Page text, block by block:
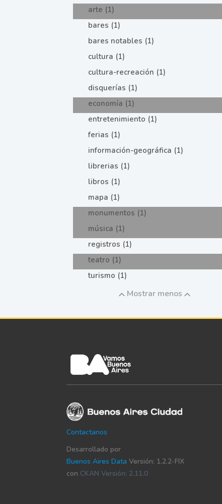
arte (1)
bares (1)
bares notables (1)
cultura (1)
cultura-recreación (1)
disquerías (1)
economía (1)
entretenimiento (1)
ferias (1)
información-geográfica (1)
librerias (1)
libros (1)
mapa (1)
monumentos (1)
música (1)
registros (1)
teatro (1)
turismo (1)
Mostrar menos
Contactanos
Desarrollado por
Buenos Aires Data Versión: 1.2.2-FIX
con CKAN Versión: 2.11.0